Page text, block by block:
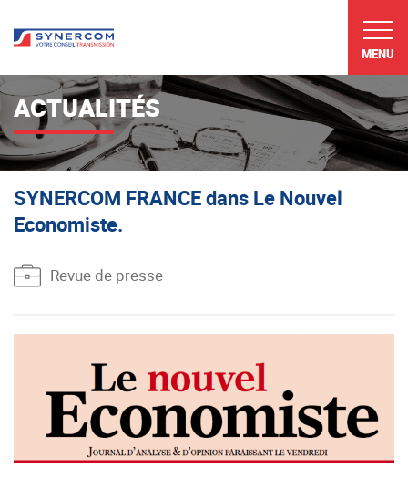
MENU
ACTUALITÉS
SYNERCOM FRANCE dans Le Nouvel
Economiste.
Revue de presse